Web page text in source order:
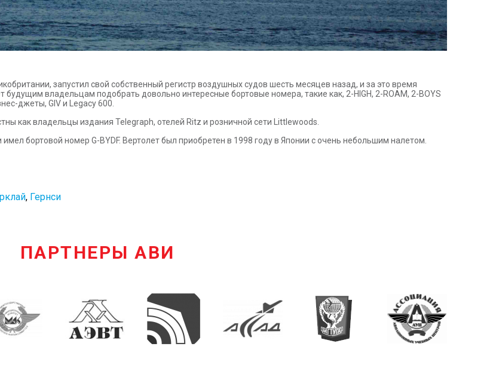
запустил свой собственный регистр воздушных судов шесть месяцев назад, и за это время
владельцам подобрать довольно интересные бортовые номера, такие как, 2-HIGH, 2-ROAM, 2-BOYS
джеты, GIVи Legacy600.
как владельцы издания Telegraph, отелей Ritz и розничной сети Littlewoods.
бортовой номер G-BYDF. Вертолет был приобретен в 1998 году в Японии с очень небольшим налетом.
, Гернси
ПАРТНЕРЫ АВИ